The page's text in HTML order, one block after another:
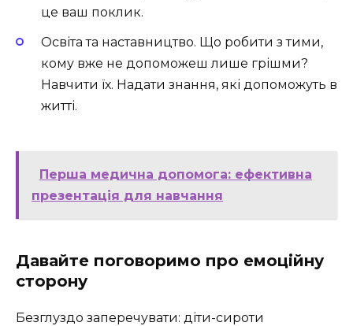
це ваш поклик.
Освіта та наставництво. Що робити з тими,
кому вже не допоможеш лише грішми?
Навчити їх. Надати знання, які допоможуть в
житті.
Перша медична допомога: ефективна
презентація для навчання
Давайте поговоримо про емоційну
сторону
Безглуздо заперечувати: діти-сироти